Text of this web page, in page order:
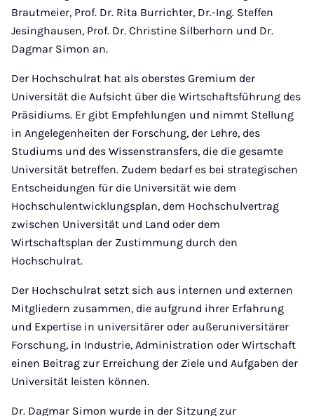
Brautmeier, Prof. Dr. Rita Burrichter, Dr.-Ing. Steffen
Jesinghausen, Prof. Dr. Christine Silberhorn und Dr.
Dagmar Simon an.
Der Hochschulrat hat als oberstes Gremium der
Universität die Aufsicht über die Wirtschaftsführung des
Präsidiums. Er gibt Empfehlungen und nimmt Stellung
in Angelegenheiten der Forschung, der Lehre, des
Studiums und des Wissenstransfers, die die gesamte
Universität betreffen. Zudem bedarf es bei strategischen
Entscheidungen für die Universität wie dem
Hochschulentwicklungsplan, dem Hochschulvertrag
zwischen Universität und Land oder dem
Wirtschaftsplan der Zustimmung durch den
Hochschulrat.
Der Hochschulrat setzt sich aus internen und externen
Mitgliedern zusammen, die aufgrund ihrer Erfahrung
und Expertise in universitärer oder außeruniversitärer
Forschung, in Industrie, Administration oder Wirtschaft
einen Beitrag zur Erreichung der Ziele und Aufgaben der
Universität leisten können.
Dr. Dagmar Simon wurde in der Sitzung zur